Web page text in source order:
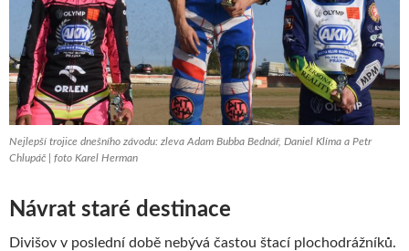
Nejlepší trojice dnešního závodu: zleva Adam Bubba Bednář, Daniel Klíma a Petr
Chlupáč | foto Karel Herman
Návrat staré destinace
Divišov v poslední době nebývá častou štací plochodrážníků.